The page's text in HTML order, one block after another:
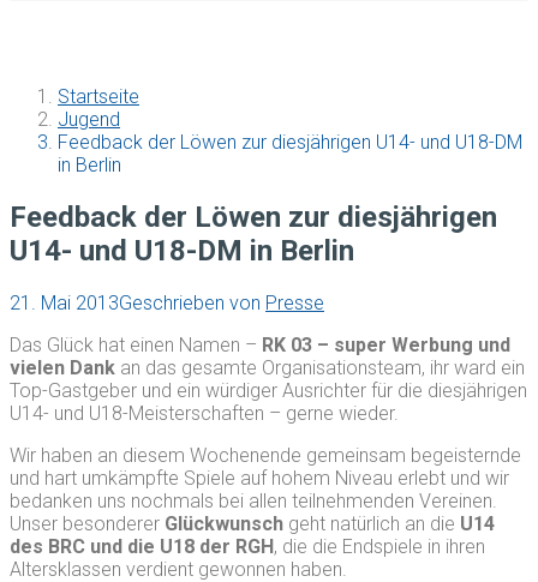
Startseite
Jugend
Feedback der Löwen zur diesjährigen U14- und U18-DM
in Berlin
Feedback der Löwen zur diesjährigen
U14- und U18-DM in Berlin
21. Mai 2013Geschrieben von Presse
Das Glück hat einen Namen – RK 03 – super Werbung und
vielen Dank an das gesamte Organisationsteam, ihr ward ein
Top-Gastgeber und ein würdiger Ausrichter für die diesjährigen
U14- und U18-Meisterschaften – gerne wieder.
Wir haben an diesem Wochenende gemeinsam begeisternde
und hart umkämpfte Spiele auf hohem Niveau erlebt und wir
bedanken uns nochmals bei allen teilnehmenden Vereinen.
Unser besonderer Glückwunsch geht natürlich an die U14
des BRC und die U18 der RGH, die die Endspiele in ihren
Altersklassen verdient gewonnen haben.